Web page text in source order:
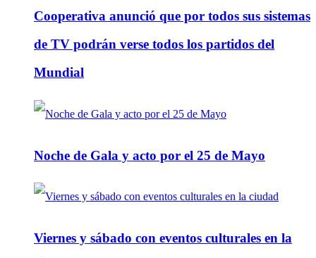
Cooperativa anunció que por todos sus sistemas
de TV podrán verse todos los partidos del
Mundial
Noche de Gala y acto por el 25 de Mayo
Viernes y sábado con eventos culturales en la